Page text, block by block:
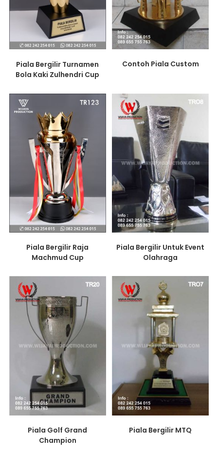
Piala Bergilir Turnamen
Bola Kaki Zulhendri Cup
Contoh Piala Custom
Piala Bergilir Raja
Machmud Cup
Piala Bergilir Untuk Event
Olahraga
Piala Golf Grand
Champion
Piala Bergilir MTQ